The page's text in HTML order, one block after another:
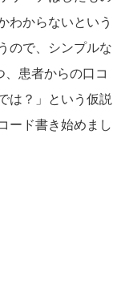
わからないという
ので、シンプルな
患者からの口コ
は？」という仮説
ード書き始めまし